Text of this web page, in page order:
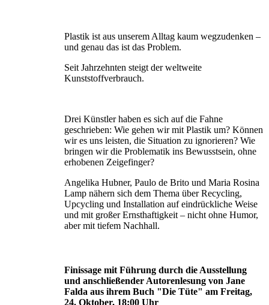
Plastik ist aus unserem Alltag kaum wegzudenken –
und genau das ist das Problem.
Seit Jahrzehnten steigt der weltweite
Kunststoffverbrauch.
Drei Künstler haben es sich auf die Fahne
geschrieben: Wie gehen wir mit Plastik um? Können
wir es uns leisten, die Situation zu ignorie­ren? Wie
bringen wir die Problematik ins Bewusstsein, ohne
erhobenen Zeigefinger?
Angelika Hubner, Paulo de Brito und Maria Rosina
Lamp nähern sich dem Thema über Recycling,
Upcycling und Installation auf eindrückliche Weise
und mit großer Ernst­haftigkeit – nicht ohne Humor,
aber mit tiefem Nachhall.
Finissage mit Führung durch die Ausstellung
und anschließender Autorenlesung von Jane
Falda aus ihrem Buch "Die Tüte" am Freitag,
24. Oktober, 18:00 Uhr